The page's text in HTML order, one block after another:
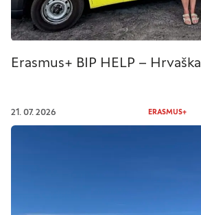
Erasmus+ BIP HELP – Hrvaška
21. 07. 2026 ERASMUS+